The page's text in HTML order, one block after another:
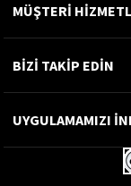
MÜŞTERİ
BİZİ TAKİP EDİN
UYGULAMAMIZI